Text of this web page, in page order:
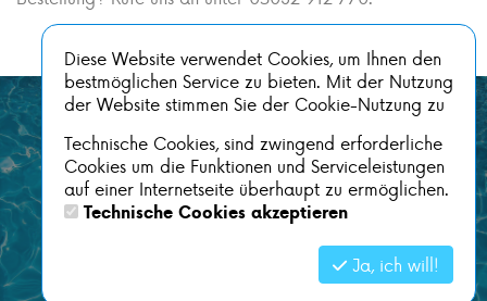
Diese Website verwendet Cookies, um Ihnen den
bestmöglichen Service zu bieten. Mit der Nutzung
der Website stimmen Sie der Cookie-Nutzung zu
Technische Cookies, sind zwingend erforderliche
Cookies um die Funktionen und Serviceleistungen
auf einer Internetseite überhaupt zu ermöglichen.
Technische Cookies akzeptieren
Ja, ich will!